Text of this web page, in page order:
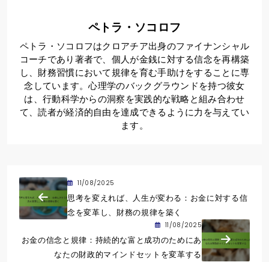
ペトラ・ソコロフ
ペトラ・ソコロフはクロアチア出身のファイナンシャル
コーチであり著者で、個人が金銭に対する信念を再構築
し、財務習慣において規律を育む手助けをすることに専
念しています。心理学のバックグラウンドを持つ彼女
は、行動科学からの洞察を実践的な戦略と組み合わせ
て、読者が経済的自由を達成できるように力を与えてい
ます。
11/08/2025
思考を変えれば、人生が変わる：お金に対する信
念を変革し、財務の規律を築く
11/08/2025
お金の信念と規律：持続的な富と成功のためにあ
なたの財政的マインドセットを変革する